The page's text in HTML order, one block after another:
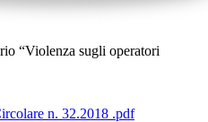
“Violenza sugli operatori
n. 32.2018 .pdf